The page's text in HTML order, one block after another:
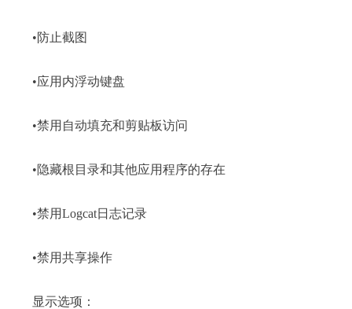
•防止截图
•应用内浮动键盘
•禁用自动填充和剪贴板访问
•隐藏根目录和其他应用程序的存在
•禁用Logcat日志记录
•禁用共享操作
显示选项：